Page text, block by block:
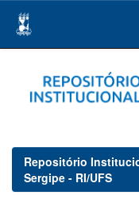
navigation
Repositório
Sergipe - RI/UFS